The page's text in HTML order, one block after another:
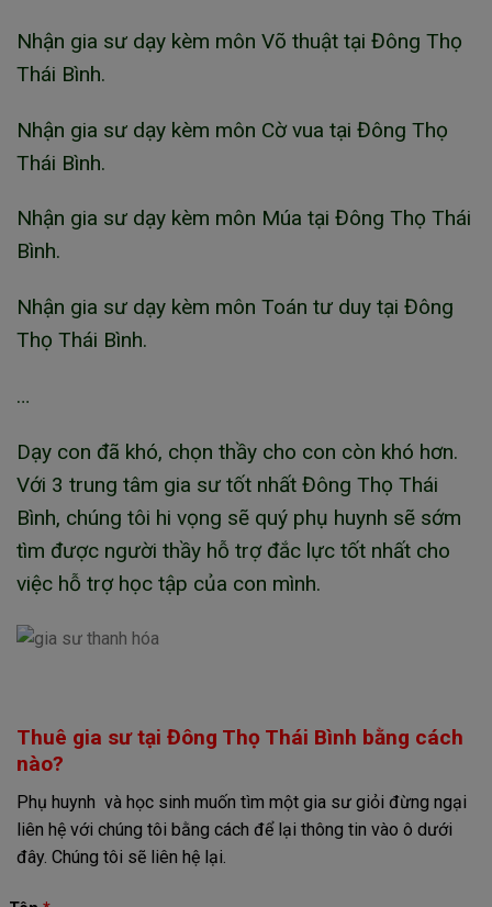
Nhận gia sư dạy kèm môn Võ thuật tại Đông Thọ
Thái Bình.
Nhận gia sư dạy kèm môn Cờ vua tại Đông Thọ
Thái Bình.
Nhận gia sư dạy kèm môn Múa tại Đông Thọ Thái
Bình.
Nhận gia sư dạy kèm môn Toán tư duy tại Đông
Thọ Thái Bình.
…
Dạy con đã khó, chọn thầy cho con còn khó hơn.
Với 3 trung tâm gia sư tốt nhất Đông Thọ Thái
Bình, chúng tôi hi vọng sẽ quý phụ huynh sẽ sớm
tìm được người thầy hỗ trợ đắc lực tốt nhất cho
việc hỗ trợ học tập của con mình.
Thuê gia sư tại Đông Thọ Thái Bình bằng cách
nào?
Phụ huynh và học sinh muốn tìm một gia sư giỏi đừng ngại
liên hệ với chúng tôi bằng cách để lại thông tin vào ô dưới
đây. Chúng tôi sẽ liên hệ lại.